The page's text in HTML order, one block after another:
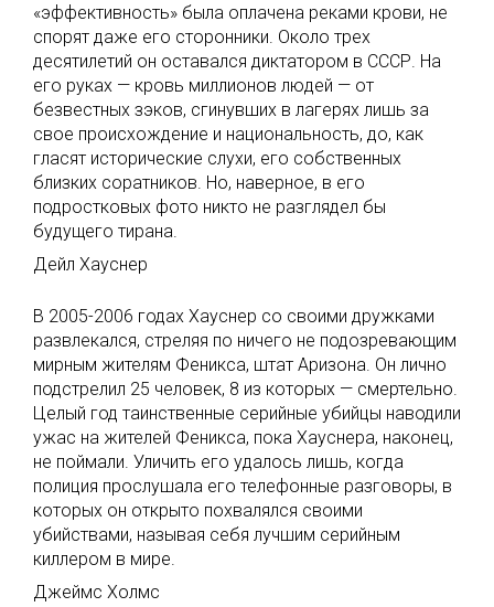
«эффективность» была оплачена реками крови, не
спорят даже его сторонники. Около трех
десятилетий он оставался диктатором в СССР. На
его руках — кровь миллионов людей — от
безвестных зэков, сгинувших в лагерях лишь за
свое происхождение и национальность, до, как
гласят исторические слухи, его собственных
близких соратников. Но, наверное, в его
подростковых фото никто не разглядел бы
будущего тирана.
Дейл Хауснер
В 2005-2006 годах Хауснер со своими дружками
развлекался, стреляя по ничего не подозревающим
мирным жителям Феникса, штат Аризона. Он лично
подстрелил 25 человек, 8 из которых — смертельно.
Целый год таинственные серийные убийцы наводили
ужас на жителей Феникса, пока Хауснера, наконец,
не поймали. Уличить его удалось лишь, когда
полиция прослушала его телефонные разговоры, в
которых он открыто похвалялся своими
убийствами, называя себя лучшим серийным
киллером в мире.
Джеймс Холмс